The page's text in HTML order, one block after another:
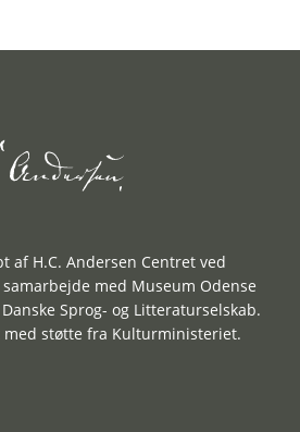
af H.C. Andersen Centret ved
med Museum Odense
Sprog- og Litteraturselskab.
støtte fra Kulturministeriet.